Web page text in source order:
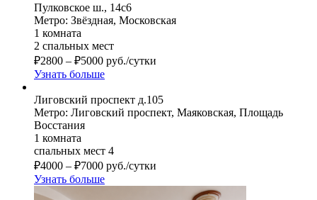
Пулковское ш., 14с6
Метро: Звёздная, Московская
1 комната
2 спальных мест
₽2800 – ₽5000 руб./сутки
Узнать больше
Лиговский проспект д.105
Метро: Лиговский проспект, Маяковская, Площадь
Восстания
1 комната
спальных мест 4
₽4000 – ₽7000 руб./сутки
Узнать больше